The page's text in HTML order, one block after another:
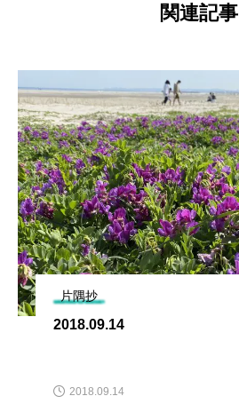
関連記事
片隅抄
2018.09.14
2018.09.14